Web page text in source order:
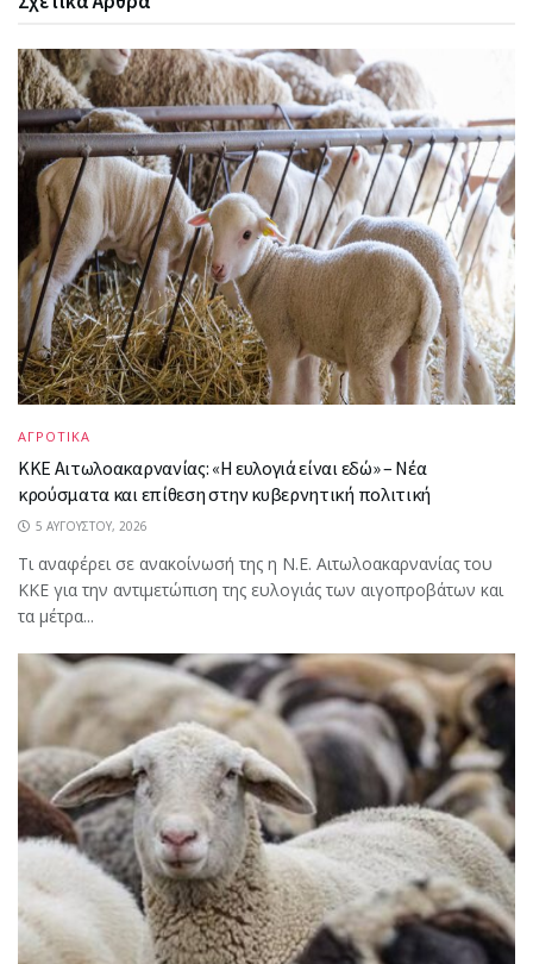
ΑΓΡΟΤΙΚΑ
ΚΚΕ Αιτωλοακαρνανίας: «Η ευλογιά είναι εδώ» – Νέα
κρούσματα και επίθεση στην κυβερνητική πολιτική
5 ΑΥΓΟΎΣΤΟΥ, 2026
Τι αναφέρει σε ανακοίνωσή της η Ν.Ε. Αιτωλοακαρνανίας του
ΚΚΕ για την αντιμετώπιση της ευλογιάς των αιγοπροβάτων και
τα μέτρα...